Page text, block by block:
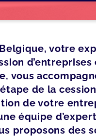
votre
d’entreprises
vous
de la
de votre
équipe
proposons des